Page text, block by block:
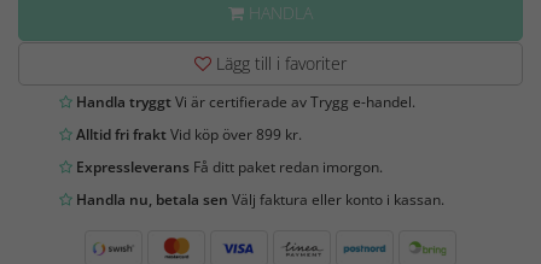
HANDLA
Lägg till i favoriter
Handla tryggtVi är certifierade av Trygg e-handel.
Alltid fri fraktVid köp över 899 kr.
Expressleverans Få ditt paket redan imorgon.
Handla nu, betala sen Välj faktura eller konto i kassan.